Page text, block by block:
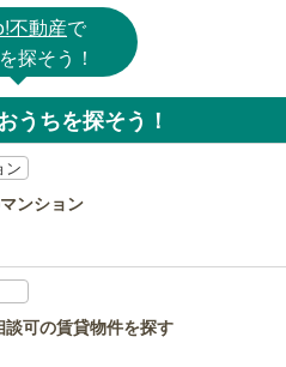
不動産で
探そう！
うちを探そう！
ン
ンション
可の賃貸物件を探す